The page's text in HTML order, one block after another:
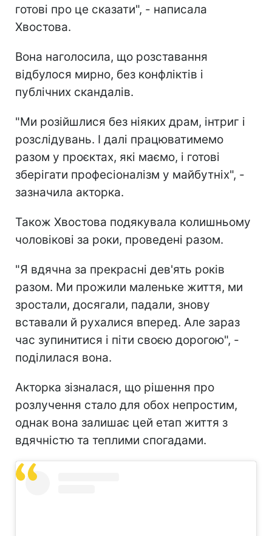
готові про це сказати", - написала
Хвостова.
Вона наголосила, що розставання
відбулося мирно, без конфліктів і
публічних скандалів.
"Ми розійшлися без ніяких драм, інтриг і
розслідувань. І далі працюватимемо
разом у проєктах, які маємо, і готові
зберігати професіоналізм у майбутніх", -
зазначила акторка.
Також Хвостова подякувала колишньому
чоловікові за роки, проведені разом.
"Я вдячна за прекрасні дев'ять років
разом. Ми прожили маленьке життя, ми
зростали, досягали, падали, знову
вставали й рухалися вперед. Але зараз
час зупинитися і піти своєю дорогою", -
поділилася вона.
Акторка зізналася, що рішення про
розлучення стало для обох непростим,
однак вона залишає цей етап життя з
вдячністю та теплими спогадами.